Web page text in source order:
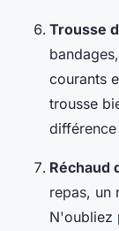
Trousse
courants
trousse
Réchaud
repas, un
N'oubliez